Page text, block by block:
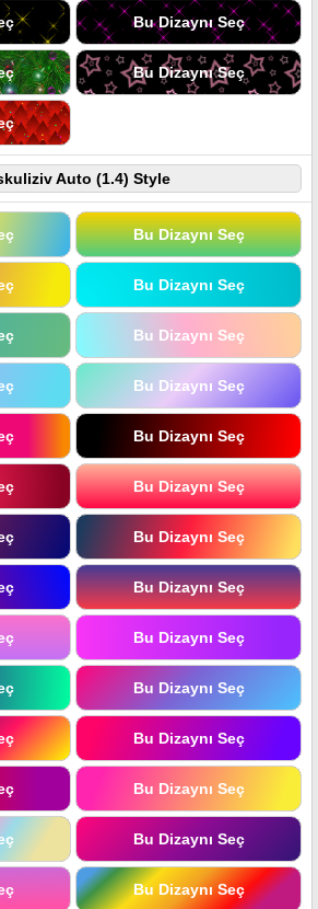
Bu Dizaynı Seç
Bu Dizaynı Seç
Auto (1.4) Style
Bu Dizaynı Seç
Bu Dizaynı Seç
Bu Dizaynı Seç
Bu Dizaynı Seç
Bu Dizaynı Seç
Bu Dizaynı Seç
Bu Dizaynı Seç
Bu Dizaynı Seç
Bu Dizaynı Seç
Bu Dizaynı Seç
Bu Dizaynı Seç
Bu Dizaynı Seç
Bu Dizaynı Seç
Bu Dizaynı Seç